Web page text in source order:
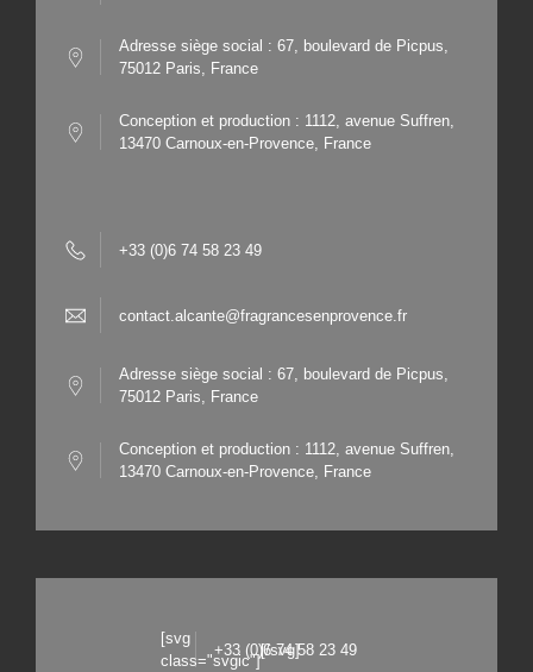
Adresse siège social : 67, boulevard de Picpus,
75012 Paris, France
Conception et production : 1112, avenue Suffren,
13470 Carnoux-en-Provence, France
+33 (0)6 74 58 23 49
contact.alcante@fragrancesenprovence.fr
Adresse siège social : 67, boulevard de Picpus,
75012 Paris, France
Conception et production : 1112, avenue Suffren,
13470 Carnoux-en-Provence, France
[svg
class="svgic"]
[/svg]
+33 (0)6 74 58 23 49